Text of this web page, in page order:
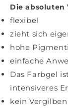
Die absoluten
flexibel
zieht sich
hohe
einfache
Das Farbgel
intensiveres
kein Vergilben